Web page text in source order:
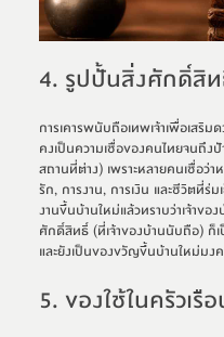
4. รูปปั้นสิ่งศักดิ์สิ
การเคารพนับถือเทพเจ้าเพื่อเสริม
คงเป็นความเชื่อของคนไทยจนถึง
สถานที่ต่าง) เพราะหลายคนเชื่อว่า
รัก, การงาน, การเงิน และชีวิตที่ร่
งานขึ้นบ้านใหม่แล้วทราบว่าเจ้าขอ
ศักดิ์สิทธิ์ (ที่เจ้าของบ้านนับถือ) ก็เ
และยังเป็นของขวัญขึ้นบ้านใหม่มง
5. ของใช้ในครัวเรื